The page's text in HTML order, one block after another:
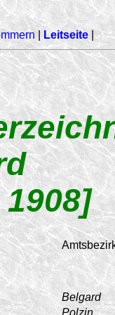
| Leitseite
Belgard
Polzin